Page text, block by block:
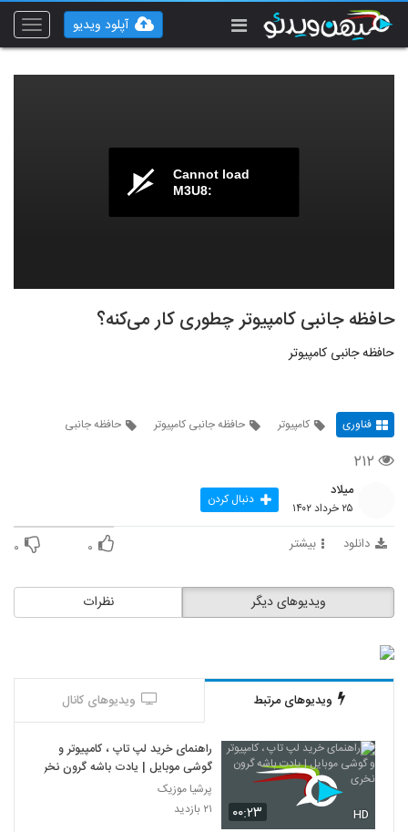
Toggle
آپلود ویدیو
Cannot load
M3U8:
حافظه جانبی کامپیوتر چطوری کار می‌کنه؟
حافظه جانبی کامپیوتر
فناوری کامپیوتر حافظه جانبی کامپیوتر حافظه جانبی
۲۱۲
میلاد
۲۵ خرداد ۱۴۰۲ دنبال کردن
دانلود بیشتر ۰ ۰
نظرات ویدیوهای دیگر
ویدیوهای مرتبط ویدیوهای کانال
۰۰:۲۳ HD
راهنمای خرید لپ تاپ ، کامپیوتر و
گوشی موبایل | یادت باشه گرون نخری
پرشیا موزیک
۲۱ بازدید